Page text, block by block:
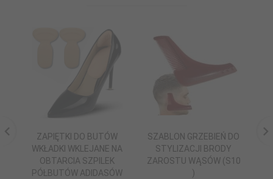
ZAPIĘTKI DO BUTÓW
WKŁADKI WKLEJANE NA
OBTARCIA SZPILEK
PÓŁBUTÓW ADIDASÓW
SZABLON GRZEBIEŃ DO
STYLIZACJI BRODY
ZAROSTU WĄSÓW (S10
)